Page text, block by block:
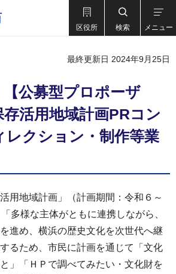
区役所 検索 メニュー
最終更新日 2024年9月25日
【公募型プロポーザ
活用地域計画PRコン
クション・制作等業
用地域計画」（計画期間：令和６～
多様な主体がともに連携しながら、
進め、横浜の歴史文化を次世代へ継
るため、市民に計画を通じて「文化
」「ＨＰで調べてみたい・文化財を